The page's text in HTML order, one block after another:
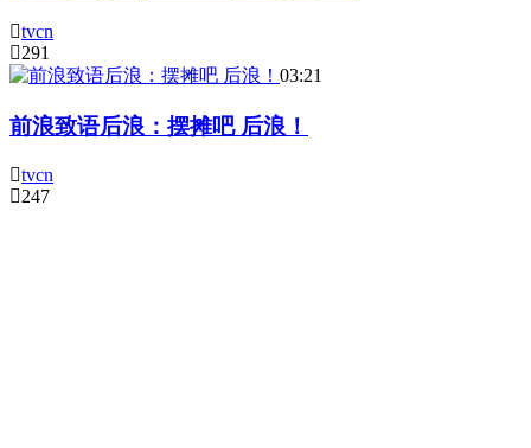
tvcn
291
03:21
前浪致语后浪：摆摊吧 后浪！
tvcn
247